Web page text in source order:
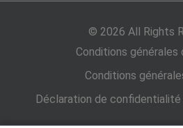
© 2026 All Rights
Conditions générales
Conditions
Déclaration de confidentialité